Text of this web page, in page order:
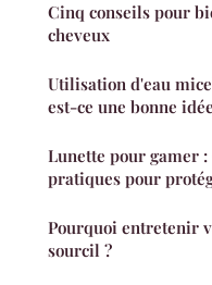
Cinq conseils pour
cheveux
Utilisation d'eau
est-ce une bonne
Lunette pour gamer
pratiques pour
Pourquoi entretenir
sourcil ?